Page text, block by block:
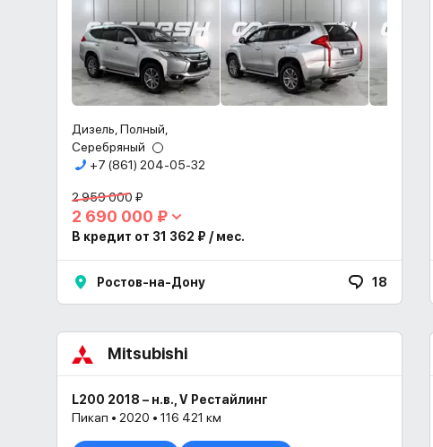
Дизель, Полный,
Серебряный
+7 (861) 204-05-32
2 959 000 ₽
2 690 000 ₽
В кредит от 31 362 ₽ / мес.
Ростов-на-Дону 18
Mitsubishi
L200 2018 – н.в., V Рестайлинг
Пикап • 2020 • 116 421 км